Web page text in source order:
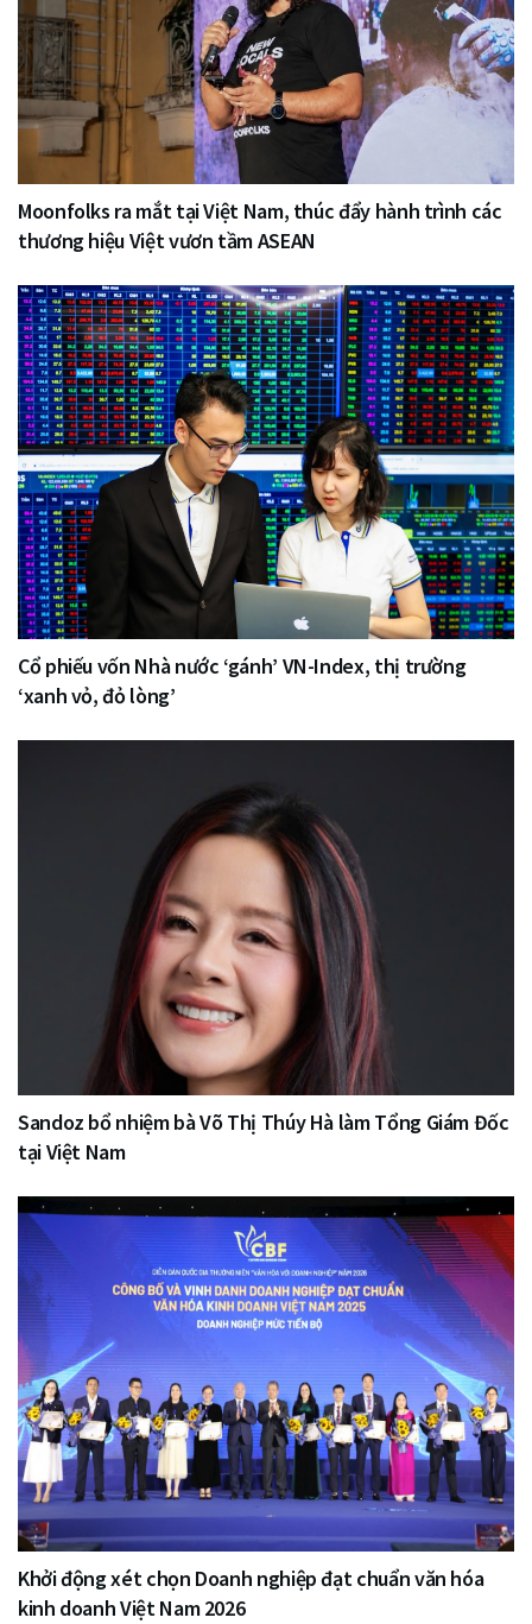
Moonfolks ra mắt tại Việt Nam, thúc đẩy hành trình các
thương hiệu Việt vươn tầm ASEAN
Cổ phiếu vốn Nhà nước ‘gánh’ VN-Index, thị trường
‘xanh vỏ, đỏ lòng’
Sandoz bổ nhiệm bà Võ Thị Thúy Hà làm Tổng Giám Đốc
tại Việt Nam
Khởi động xét chọn Doanh nghiệp đạt chuẩn văn hóa
kinh doanh Việt Nam 2026